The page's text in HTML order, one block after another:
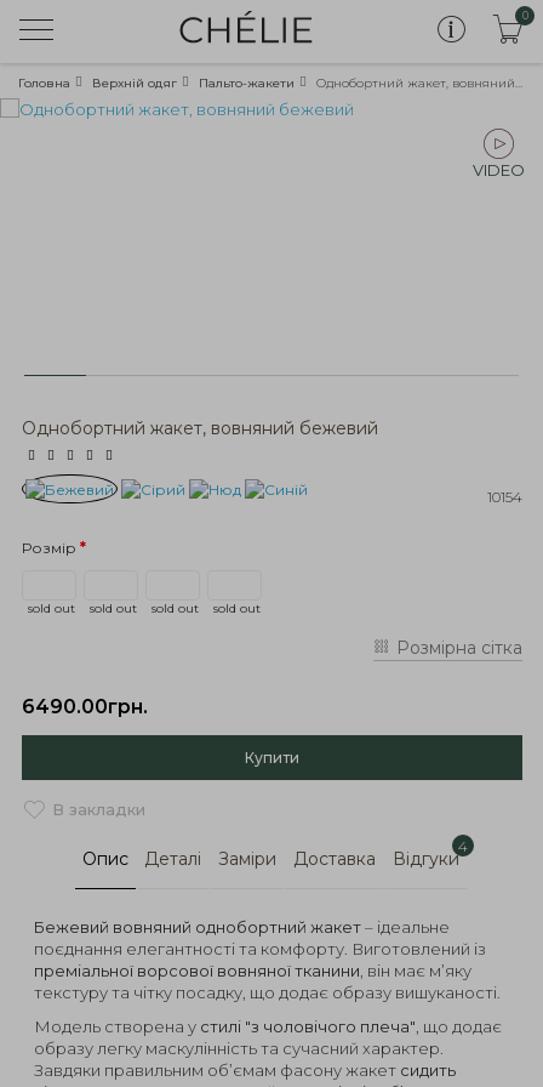
0
Головна Верхній одяг Пальто-жакети Однобортний жакет, вовняний бежевий
VIDEO
Однобортний жакет, вовняний бежевий
10154
Розмір
sold out sold out sold out sold out
Розмірна сітка
6490.00грн.
Купити
В закладки
Опис Деталі Заміри Доставка Відгуки
4
Бежевий вовняний однобортний жакет– ідеальне
поєднання елегантності та комфорту. Виготовлений із
преміальної ворсової вовняної тканини, він має м’яку
текстуру та чітку посадку, що додає образу вишуканості.
Модель створена у стилі "з чоловічого плеча", що додає
образу легку маскулінність та сучасний характер.
Завдяки правильним об’ємам фасону жакет сидить